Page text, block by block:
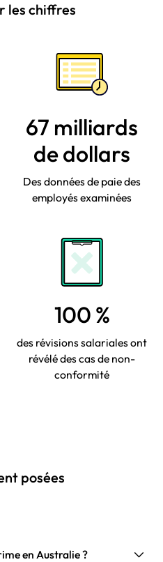
les chiffres
67 milliards
de dollars
Des données de paie des
employés examinées
100 %
des révisions salariales ont
révélé des cas de non-
conformité
posées
en Australie ?